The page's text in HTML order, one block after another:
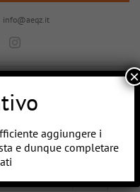
info@aeqz.it
Instagram
aggiungere i
e dunque completare
×